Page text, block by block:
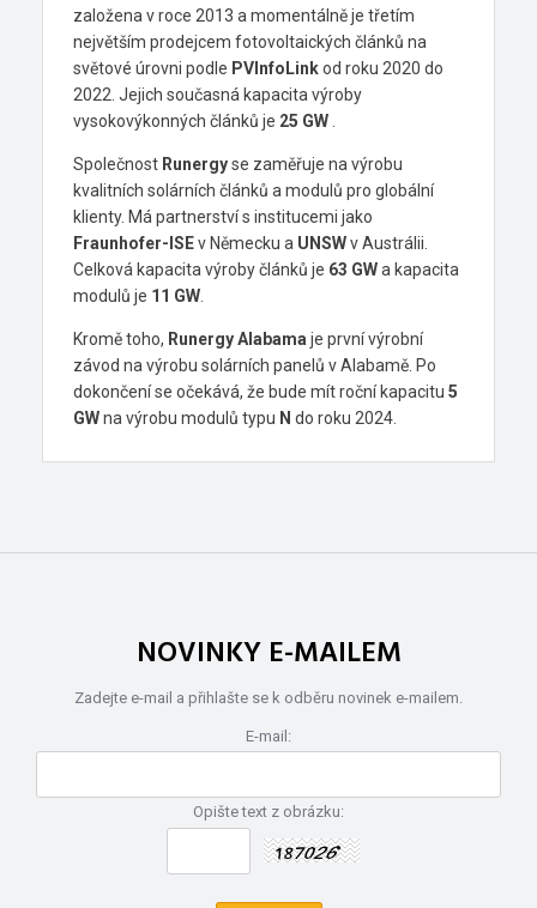
založena v roce 2013 a momentálně je třetím
největším prodejcem fotovoltaických článků na
světové úrovni podle PVInfoLinkod roku 2020 do
2022. Jejich současná kapacita výroby
vysokovýkonných článků je 25 GW
Společnost Runergyse zaměřuje na výrobu
kvalitních solárních článků a modulů pro globální
klienty. Má partnerství s institucemi jako
Fraunhofer-ISEv Německu a UNSWv Austrálii.
Celková kapacita výroby článků je 63 GWa kapacita
modulů je 11 GW
Kromě toho, Runergy Alabama je první výrobní
závod na výrobu solárních panelů v Alabamě. Po
dokončení se očekává, že bude mít roční kapacitu 5
GWna výrobu modulů typu N do roku 2024.
NOVINKY E-MAILEM
Zadejte e-mail a přihlašte se k odběru novinek e-mailem.
E-mail:
Opište text z obrázku: